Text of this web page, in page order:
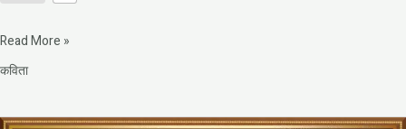
Read More »
कविता